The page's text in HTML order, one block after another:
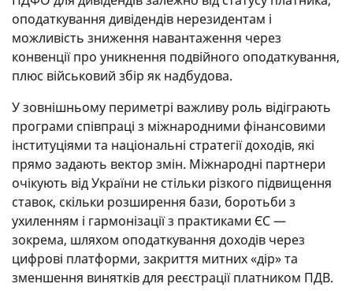
оподаткування дивідендів нерезидентам і
можливість зниження навантаження через
конвенції про уникнення подвійного оподаткування,
плюс військовий збір як надбудова.
У зовнішньому периметрі важливу роль відіграють
програми співпраці з міжнародними фінансовими
інституціями та національні стратегії доходів, які
прямо задають вектор змін. Міжнародні партнери
очікують від України не стільки різкого підвищення
ставок, скільки розширення бази, боротьби з
ухиленням і гармонізації з практиками ЄС —
зокрема, шляхом оподаткування доходів через
цифрові платформи, закриття митних «дір» та
зменшення винятків для реєстрації платником ПДВ.